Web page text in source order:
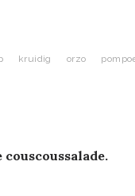
kruidig orzo